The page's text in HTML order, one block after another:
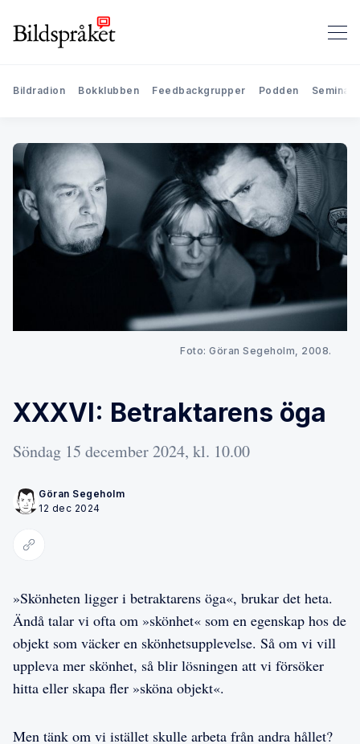
Bildradion Bokklubben Feedbackgrupper Podden
Foto: Göran Segeholm, 2008.
XXXVI: Betraktarens öga
Söndag 15 december 2024, kl. 10.00
Göran Segeholm
12 dec 2024
Kopiera länk
»Skönheten ligger i betraktarens öga«, brukar det heta.
Ändå talar vi ofta om »skönhet« som en egenskap hos de
objekt som väcker en skönhetsupplevelse. Så om vi vill
uppleva mer skönhet, så blir lösningen att vi försöker
hitta eller skapa fler »sköna objekt«.
Men tänk om vi istället skulle arbeta från andra hållet?